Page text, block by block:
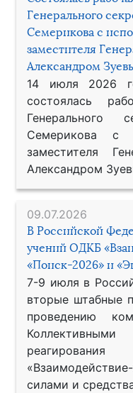
Генерального
Семерикова с
заместителя
Александром
14 июля 2026
состоялась
Генерального
Семерикова с
заместителя
Александром
09.07.2026
В Российской
учений ОДКБ
«Поиск-2026» и
7-9 июля в
вторые штабные
проведению
силами и